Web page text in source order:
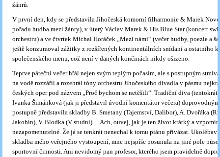
žánrů.
V první den, kdy se představila Jihočeská komorní filharmonie & Marek
pořadu hudba mezi žánry), v úterý Václav Marek & His Blue Star (koncert
orchestru) a ve čtvrtek Michal Horáček „Mezi námi“ (večer hudby, poezie a
ještě konzumoval zážitky z rozšířených kontinentálních snídaní a ostatního
společenského menu, což není v daných končinách nikdy ošizeno.
Teprve páteční večer hřál nejen svým teplým počasím, ale s postupným
na vodě rozzářil a rozehrál tóny orchestru Jihočeského divadla v pásmu
českých oper pod názvem „Proč bychom se netěšili“. Tradiční diva
Ivanka Šimánková (jak ji představil úvodní komentátor večera)
postupně představila skladby B. Smetany (Tajemství, Dalibor), A. Dvořáka
Jakobín), V. Blodka (V studni)… Ach, ouvej, jak je ten život krátký a
nezapomenutelné. Že já se tenkrát nenechal k tomu piánu přivázat.
skladba mého veřejného vystoupení, mne nejspíše posunula na jiné pole
sportovní činnosti. Ani nevidomý pan profesor, kterého jsem pravidelně